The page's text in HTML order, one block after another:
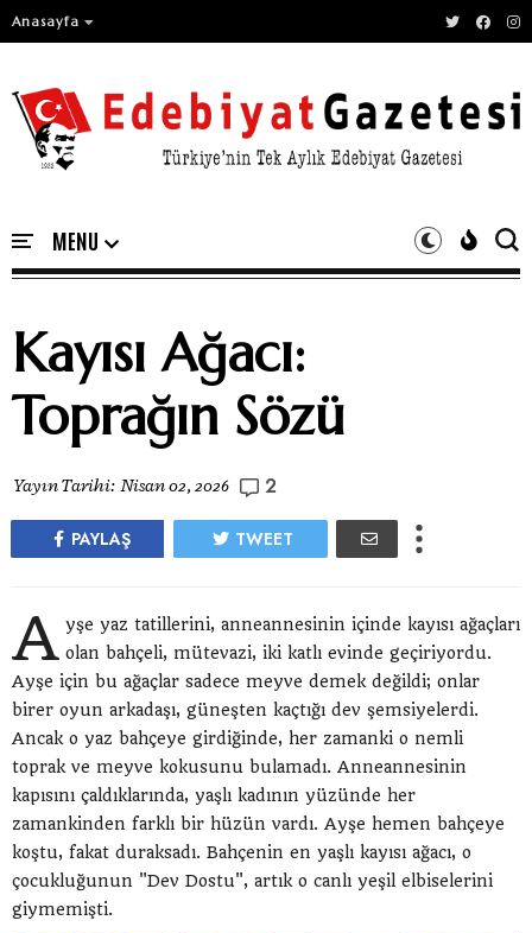
Anasayfa
Kayısı Ağacı:
Toprağın Sözü
Yayın Tarihi: Nisan 02, 2026 2
PAYLAŞ TWEET
A yşe yaz tatillerini, anneannesinin içinde kayısı ağaçları
olan bahçeli, mütevazi, iki katlı evinde geçiriyordu.
Ayşe için bu ağaçlar sadece meyve demek değildi; onlar
birer oyun arkadaşı, güneşten kaçtığı dev şemsiyelerdi.
Ancak o yaz bahçeye girdiğinde, her zamanki o nemli
toprak ve meyve kokusunu bulamadı. Anneannesinin
kapısını çaldıklarında, yaşlı kadının yüzünde her
zamankinden farklı bir hüzün vardı. Ayşe hemen bahçeye
koştu, fakat duraksadı. Bahçenin en yaşlı kayısı ağacı, o
çocukluğunun "Dev Dostu", artık o canlı yeşil elbiselerini
giymemişti.